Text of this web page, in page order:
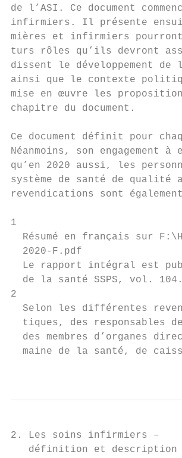
de l’ASI. Ce document
infirmiers. Il présente
mières et infirmiers
turs rôles qu’ils devront
dissent le développement
ainsi que le contexte
mise en œuvre les
chapitre du document.
Ce document définit pour
Néanmoins, son
qu’en 2020 aussi, les
système de santé de
revendications sont
1
Résumé en français sur
  2020-F.pdf
Le rapport intégral est
  de la santé SSPS, vol. 104.
2
Selon les différentes
tiques, des responsables
des membres d’organes
maine de la santé, de
2. Les soins infirmiers –
   définition et description